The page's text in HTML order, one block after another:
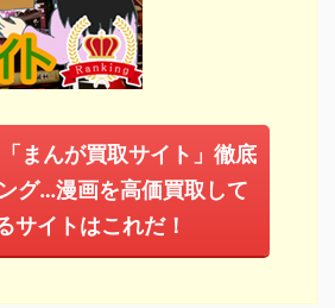
まんが買取サイト」徹底
グ…漫画を高価買取して
サイトはこれだ！